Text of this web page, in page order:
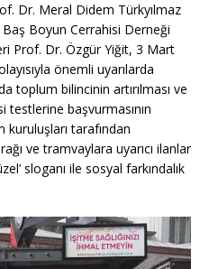
Dr. Meral Didem Türkyılmaz
Boyun Cerrahisi Derneği
Prof. Dr. Özgür Yiğit, 3 Mart
önemli uyarılarda
toplum bilincinin artırılması ve
testlerine başvurmasının
kuruluşları tarafından
ve tramvaylara uyarıcı ilanlar
sloganı ile sosyal farkındalık